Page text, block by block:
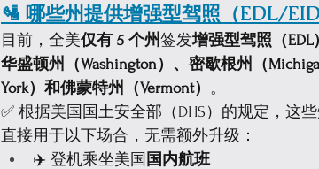
🛂 哪些州提供增强型驾照（EDL/
目前，全美仅有 5 个州签发增强型驾照（EDL
华盛顿州（Washington）、密歇根州（
York）和佛蒙特州（Vermont） 。
✅ 根据美国国土安全部（DHS）的规定，这些
直接用于以下场合，无需额外升级：
✈️ 登机乘坐美国 国内航班